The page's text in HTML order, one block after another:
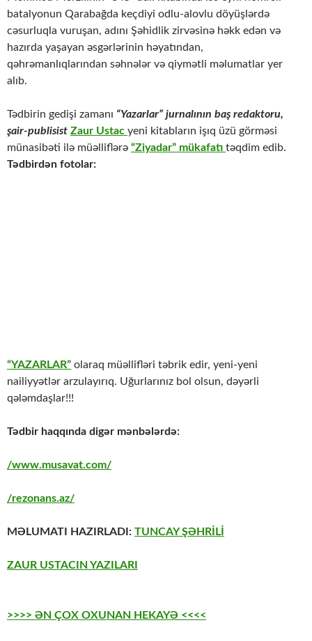
batalyonun Qarabağda keçdiyi odlu-alovlu döyüşlərdə
cəsurluqla vuruşan, adını Şəhidlik zirvəsinə həkk edən və
hazırda yaşayan əsgərlərinin həyatından,
qəhrəmanlıqlarından səhnələr və qiymətli məlumatlar yer
alıb.
Tədbirin gedişi zamanı “Yazarlar” jurnalının baş redaktoru,
şair-publisist Zaur Ustac yeni kitabların işıq üzü görməsi
münasibəti ilə müəlliflərə “Ziyadar” mükafatı təqdim edib.
Tədbirdən fotolar:
“YAZARLAR” olaraq müəllifləri təbrik edir, yeni-yeni
nailiyyətlər arzulayırıq. Uğurlarınız bol olsun, dəyərli
qələmdaşlar!!!
Tədbir haqqında digər mənbələrdə:
/www.musavat.com/
/rezonans.az/
MƏLUMATI HAZIRLADI: TUNCAY ŞƏHRİLİ
ZAUR USTACIN YAZILARI
>>>> ƏN ÇOX OXUNAN HEKAYƏ <<<<